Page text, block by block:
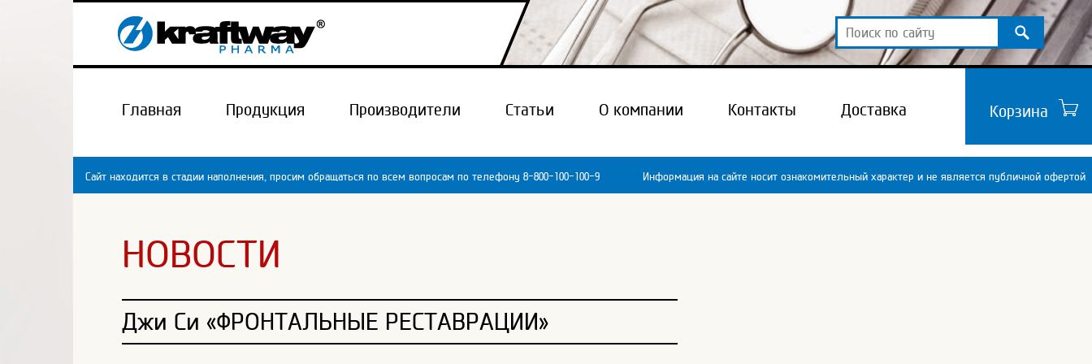
Главная Продукция Производители Статьи О компании Контакты Доставка Корзина
Сайт находится в стадии наполнения, просим обращаться по всем вопросам по телефону 8-800-100-100-9 Информация на сайте носит ознакомительный характер и не является публичной офертой
НОВОСТИ
Джи Си «ФРОНТАЛЬНЫЕ РЕСТАВРАЦИИ»